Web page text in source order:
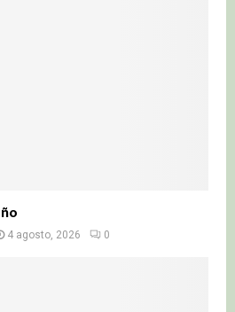
4 agosto, 2026 0